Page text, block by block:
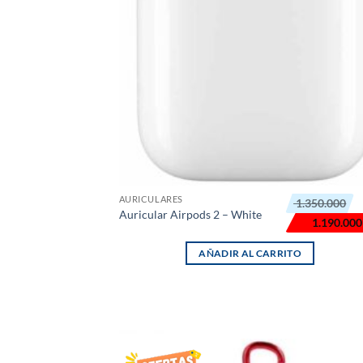
AURICULARES
Auricular Airpods 2 – White
1.350.000
El
precio
original
era:
₲ 1.350.000.
1.190.000
El
precio
actual
es:
₲ 1.190.000.
AÑADIR AL CARRITO